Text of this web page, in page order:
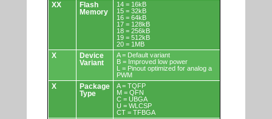
XX
Flash
Memory
14 = 16kB
15 = 32kB
16 = 64kB
17 = 128kB
18 = 256kB
19 = 512kB
20 = 1MB
X
Device
Variant
A = Default variant
B = Improved low power
L = Pinout optimized for analog a
PWM
X
Package
Type
A = TQFP
M = QFN
C = UBGA
U = WLCSP
CT = TFBGA